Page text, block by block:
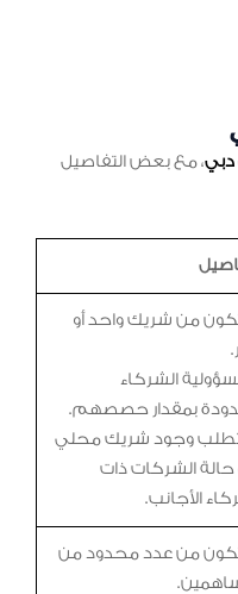
دبي، مع بعض التفاصيل
من شريك واحد أو
الشركاء
بمقدار حصصهم.
وجود شريك محلي
الشركات ذات
الأجانب.
من عدد محدود من